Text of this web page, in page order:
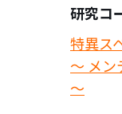
研究コ
特異ス
～ メ
～